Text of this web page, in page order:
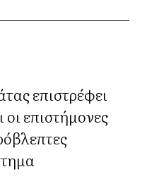
επιστρέφει
οι επιστήμονες